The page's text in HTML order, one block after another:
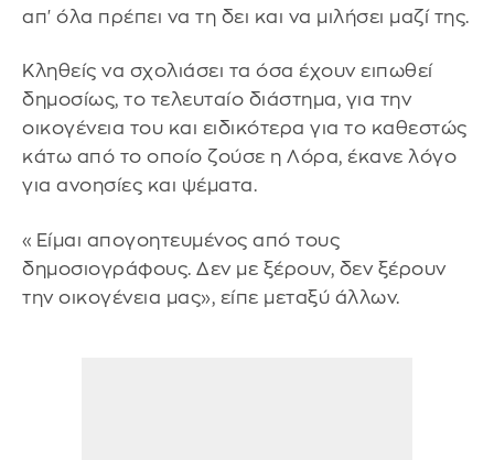
απ' όλα πρέπει να τη δει και να μιλήσει μαζί της.
Κληθείς να σχολιάσει τα όσα έχουν ειπωθεί
δημοσίως, το τελευταίο διάστημα, για την
οικογένεια του και ειδικότερα για το καθεστώς
κάτω από το οποίο ζούσε η Λόρα, έκανε λόγο
για ανοησίες και ψέματα.
«Είμαι απογοητευμένος από τους
δημοσιογράφους. Δεν με ξέρουν, δεν ξέρουν
την οικογένεια μας», είπε μεταξύ άλλων.